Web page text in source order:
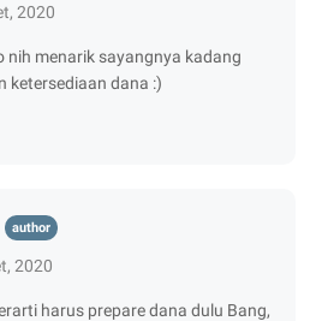
2020
nih menarik sayangnya kadang
ketersediaan dana :)
2020
harus prepare dana dulu Bang,